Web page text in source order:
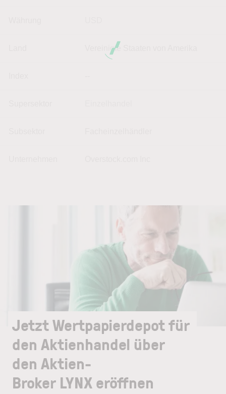
Vereinigte Staaten von Amerika
Jetzt Wertpapierdepot für
den Aktienhandel über
den Aktien-
Broker LYNX eröffnen